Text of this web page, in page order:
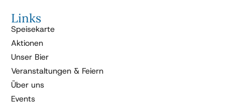
Links
Speisekarte
Aktionen
Unser Bier
Veranstaltungen & Feiern
Über uns
Events